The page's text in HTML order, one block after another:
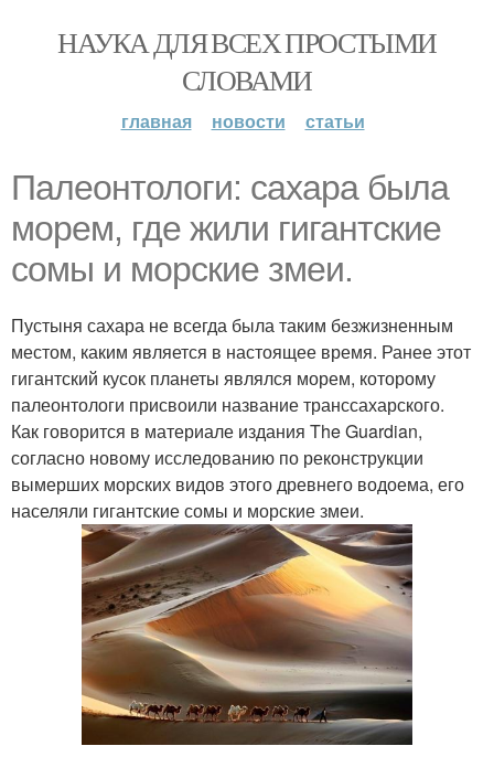
НАУКА ДЛЯ ВСЕХ ПРОСТЫМИ
СЛОВАМИ
главная новости статьи
Палеонтологи: сахара была
морем, где жили гигантские
сомы и морские змеи.
Пустыня сахара не всегда была таким безжизненным
местом, каким является в настоящее время. Ранее этот
гигантский кусок планеты являлся морем, которому
палеонтологи присвоили название транссахарского.
Как говорится в материале издания The Guardian,
согласно новому исследованию по реконструкции
вымерших морских видов этого древнего водоема, его
населяли гигантские сомы и морские змеи.